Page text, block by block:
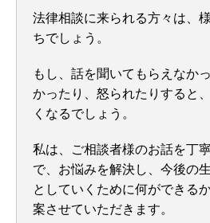
法律相談に来られる方々は、
ちでしょう。
もし、話を聞いてもらえなか
かったり、怒られたりすると
くなるでしょう。
私は、ご相談者様のお話を丁
で、お悩みを解決し、今後の
としていくために何ができる
案させていただきます。